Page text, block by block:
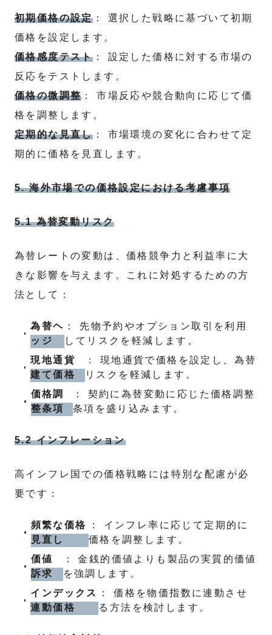
初期価格の設定： 選択した戦略に基づいて初期
価格を設定します。
価格感度テスト： 設定した価格に対する市場の
反応をテストします。
価格の微調整 ： 市場反応や競合動向に応じて価
格を調整します。
定期的な見直し： 市場環境の変化に合わせて定
期的に価格を見直します。
5. 海外市場での価格設定における考慮事項
5.1 為替変動リスク
為替レートの変動は、価格競争力と利益率に大
きな影響を与えます。これに対処するための方
法として：
為替ヘ
ッジ
： 先物予約やオプション取引を利用
してリスクを軽減します。
現地通貨
建て価格
： 現地通貨で価格を設定し、為替
リスクを軽減します。
価格調
整条項
： 契約に為替変動に応じた価格調整
条項を盛り込みます。
5.2 インフレーション
高インフレ国での価格戦略には特別な配慮が必
要です：
頻繁な価格
見直し
： インフレ率に応じて定期的に
価格を調整します。
価値
訴求
： 金銭的価値よりも製品の実質的価値
を強調します。
インデックス
連動価格
： 価格を物価指数に連動させ
る方法を検討します。